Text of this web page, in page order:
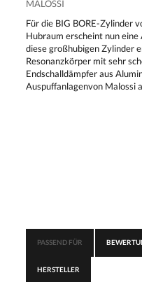
MALOSSI
Für die BIG BORE-Zylinder
Hubraum erscheint nun
diese großhubigen Zylinder
Resonanzkörper mit sehr
Endschalldämpfer aus
Auspuffanlagenvon Malossi
PASSEND FÜR
HERSTELLER